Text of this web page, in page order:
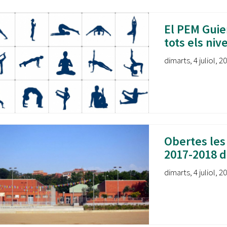
jove 2026
Cerdanyola opta a més de 5 milions d'euros del Pla de
Barris per transformar les Fontetes, Quatre Cantons i
l'entorn de l'avinguda Catalunya
El FIT presenta el cartell de la seva 16a edició i dona el
tret de sortida al festival
L’Ajuntament reparteix ulleres gratuïtes per veure
l'eclipsi solar
El PEM
tots els
dimarts, 4 juliol,
Obertes
2017-2018
dimarts, 4 juliol,